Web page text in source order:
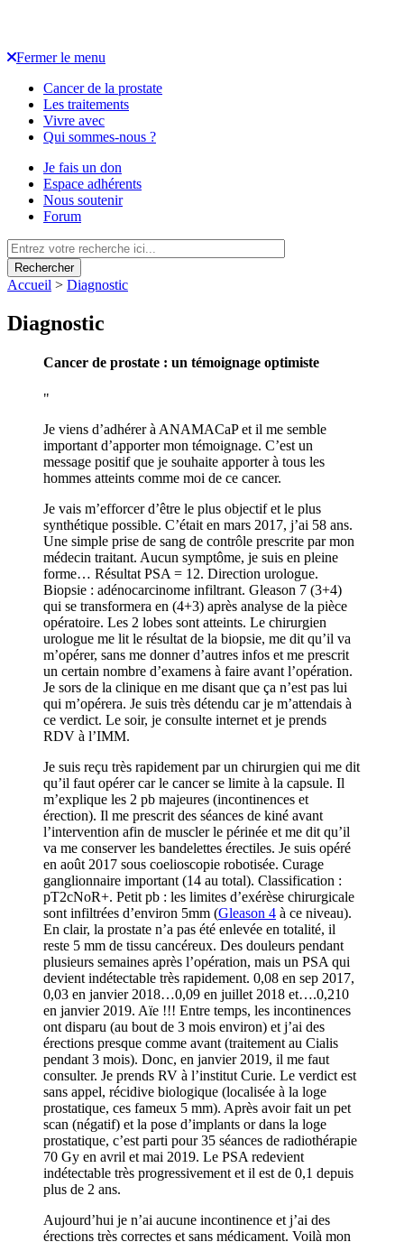
Fermer le menu
Cancer de la prostate
Les traitements
Vivre avec
Qui sommes-nous ?
Je fais un don
Espace adhérents
Nous soutenir
Forum
Rechercher
Accueil > Diagnostic
Diagnostic
Cancer de prostate : un témoignage optimiste
Je viens d’adhérer à ANAMACaP et il me semble
important d’apporter mon témoignage. C’est un
message positif que je souhaite apporter à tous les
hommes atteints comme moi de ce cancer.
Je vais m’efforcer d’être le plus objectif et le plus
synthétique possible. C’était en mars 2017, j’ai 58 ans.
Une simple prise de sang de contrôle prescrite par mon
médecin traitant. Aucun symptôme, je suis en pleine
forme… Résultat PSA = 12. Direction urologue.
Biopsie : adénocarcinome infiltrant. Gleason 7 (3+4)
qui se transformera en (4+3) après analyse de la pièce
opératoire. Les 2 lobes sont atteints. Le chirurgien
urologue me lit le résultat de la biopsie, me dit qu’il va
m’opérer, sans me donner d’autres infos et me prescrit
un certain nombre d’examens à faire avant l’opération.
Je sors de la clinique en me disant que ça n’est pas lui
qui m’opérera. Je suis très détendu car je m’attendais à
ce verdict. Le soir, je consulte internet et je prends
RDV à l’IMM.
Je suis reçu très rapidement par un chirurgien qui me dit
qu’il faut opérer car le cancer se limite à la capsule. Il
m’explique les 2 pb majeures (incontinences et
érection). Il me prescrit des séances de kiné avant
l’intervention afin de muscler le périnée et me dit qu’il
va me conserver les bandelettes érectiles. Je suis opéré
en août 2017 sous coelioscopie robotisée. Curage
ganglionnaire important (14 au total). Classification :
pT2cNoR+. Petit pb : les limites d’exérèse chirurgicale
sont infiltrées d’environ 5mm (Gleason 4 à ce niveau).
En clair, la prostate n’a pas été enlevée en totalité, il
reste 5 mm de tissu cancéreux. Des douleurs pendant
plusieurs semaines après l’opération, mais un PSA qui
devient indétectable très rapidement. 0,08 en sep 2017,
0,03 en janvier 2018…0,09 en juillet 2018 et….0,210
en janvier 2019. Aïe !!! Entre temps, les incontinences
ont disparu (au bout de 3 mois environ) et j’ai des
érections presque comme avant (traitement au Cialis
pendant 3 mois). Donc, en janvier 2019, il me faut
consulter. Je prends RV à l’institut Curie. Le verdict est
sans appel, récidive biologique (localisée à la loge
prostatique, ces fameux 5 mm). Après avoir fait un pet
scan (négatif) et la pose d’implants or dans la loge
prostatique, c’est parti pour 35 séances de radiothérapie
70 Gy en avril et mai 2019. Le PSA redevient
indétectable très progressivement et il est de 0,1 depuis
plus de 2 ans.
Aujourd’hui je n’ai aucune incontinence et j’ai des
érections très correctes et sans médicament. Voilà mon